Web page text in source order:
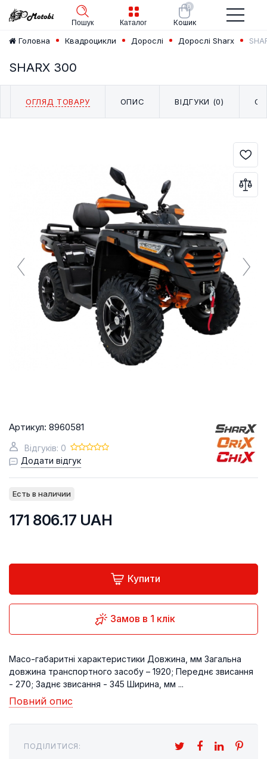
Пошук Каталог
0
Кошик
Головна Квадроцикли Дорослі Дорослі Sharx
SHARX 300
ОГЛЯД ТОВАРУ ОПИС ВІДГУКИ (0)
Артикул: 8960581
Відгуків: 0
Додати відгук
Есть в наличии
171 806.17 UAH
Купити
Замов в 1 клік
Масо-габаритні характеристики Довжина, мм Загальна
довжина транспортного засобу – 1920; Переднє звисання
- 270; Заднє звисання - 345 Ширина, мм ...
Повний опис
ПОДІЛИТИСЯ: